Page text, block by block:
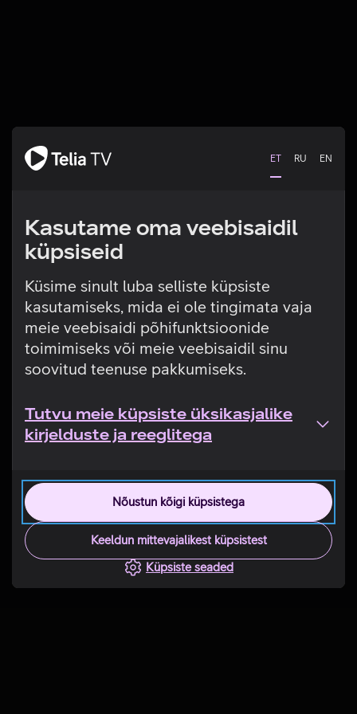
ET RU EN
Kasutame oma veebisaidil
küpsiseid
Küsime sinult luba selliste küpsiste
kasutamiseks, mida ei ole tingimata vaja
meie veebisaidi põhifunktsioonide
toimimiseks või meie veebisaidil sinu
soovitud teenuse pakkumiseks.
Tutvu meie küpsiste üksikasjalike
kirjelduste ja reeglitega
Nõustun kõigi küpsistega
Keeldun mittevajalikest küpsistest
Küpsiste seaded
Tehniline viga